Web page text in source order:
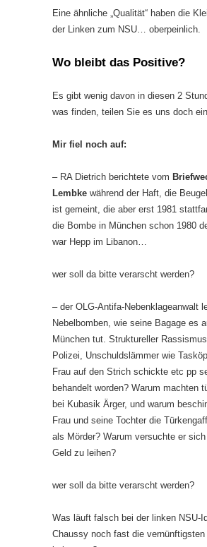
Eine ähnliche „Qualität“ haben die
der Linken zum NSU… oberpeinlich.
Wo bleibt das Positive?
Es gibt wenig davon in diesen 2
was finden, teilen Sie es uns doch
Mir fiel noch auf:
– RA Dietrich berichtete vom
Lembke während der Haft, die
ist gemeint, die aber erst 1981
die Bombe in München schon 1980
war Hepp im Libanon…
wer soll da bitte verarscht werden?
– der OLG-Antifa-Nebenklageanwalt
Nebelbomben, wie seine Bagage es
München tut. Struktureller
Polizei, Unschuldslämmer wie
Frau auf den Strich schickte etc pp
behandelt worden? Warum machten
bei Kubasik Ärger, und warum
Frau und seine Tochter die
als Mörder? Warum versuchte er
Geld zu leihen?
wer soll da bitte verarscht werden?
Was läuft falsch bei der linken NSU-
Chaussy noch fast die vernünftigsten